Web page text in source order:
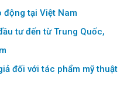
động tại Việt Nam
tư đến từ Trung Quốc,
đối với tác phẩm mỹ thuật